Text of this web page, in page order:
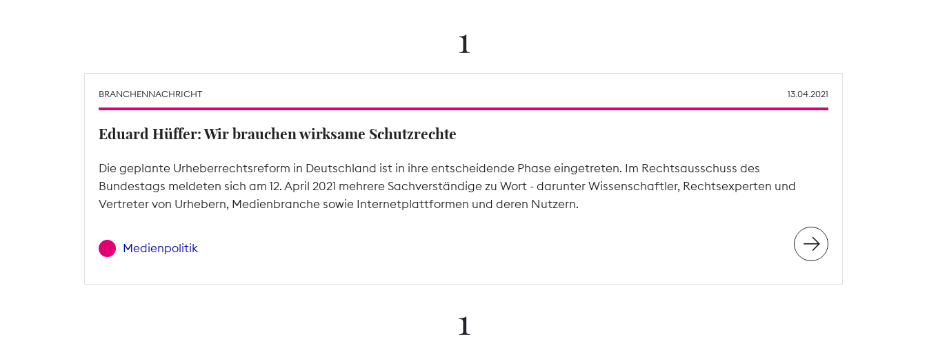
1
BRANCHENNACHRICHT 13.04.2021
Eduard Hüffer: Wir brauchen wirksame Schutzrechte
Die geplante Urheberrechtsreform in Deutschland ist in ihre entscheidende Phase eingetreten. Im Rechtsausschuss des
Bundestags meldeten sich am 12. April 2021 mehrere Sachverständige zu Wort - darunter Wissenschaftler, Rechtsexperten und
Vertreter von Urhebern, Medienbranche sowie Internetplattformen und deren Nutzern.
Medienpolitik
1